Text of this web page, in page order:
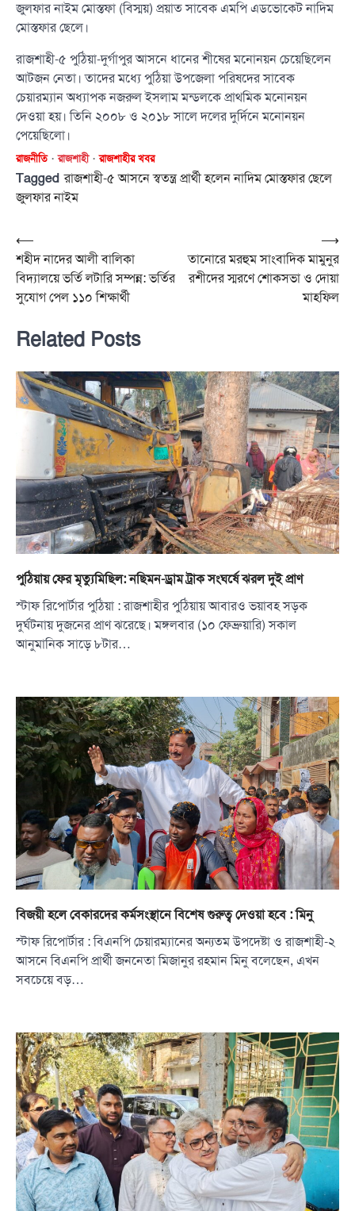
জুলফার নাইম মোস্তফা (বিস্ময়) প্রয়াত সাবেক এমপি এডভোকেট নাদিম
মোস্তফার ছেলে।
রাজশাহী-৫ পুঠিয়া-দুর্গাপুর আসনে ধানের শীষের মনোনয়ন চেয়েছিলেন
আটজন নেতা। তাদের মধ্যে পুঠিয়া উপজেলা পরিষদের সাবেক
চেয়ারম্যান অধ্যাপক নজরুল ইসলাম মন্ডলকে প্রাথমিক মনোনয়ন
দেওয়া হয়। তিনি ২০০৮ ও ২০১৮ সালে দলের দুর্দিনে মনোনয়ন
পেয়েছিলো।
রাজনীতি রাজশাহী রাজশাহীর খবর
Taggedরাজশাহী-৫ আসনে স্বতন্ত্র প্রার্থী হলেন নাদিম মোস্তফার ছেলে
জুলফার নাইম
Post
navigation
⟵
শহীদ নাদের আলী বালিকা
বিদ্যালয়ে ভর্তি লটারি সম্পন্ন: ভর্তির
সুযোগ পেল ১১০ শিক্ষার্থী
তানোরে মরহুম সাংবাদিক মামুনুর
রশীদের স্মরণে শোকসভা ও দোয়া
মাহফিল
⟶
Related Posts
পুঠিয়ায় ফের মৃত্যুমিছিল: নছিমন-ড্রাম ট্রাক সংঘর্ষে ঝরল দুই প্রাণ
স্টাফ রিপোর্টার পুঠিয়া : রাজশাহীর পুঠিয়ায় আবারও ভয়াবহ সড়ক
দুর্ঘটনায় দুজনের প্রাণ ঝরেছে। মঙ্গলবার (১০ ফেব্রুয়ারি) সকাল
আনুমানিক সাড়ে ৮টার…
বিজয়ী হলে বেকারদের কর্মসংস্থানে বিশেষ গুরুত্ব দেওয়া হবে : মিনু
স্টাফ রিপোর্টার : বিএনপি চেয়ারম্যানের অন্যতম উপদেষ্টা ও রাজশাহী-২
আসনে বিএনপি প্রার্থী জননেতা মিজানুর রহমান মিনু বলেছেন, এখন
সবচেয়ে বড়…